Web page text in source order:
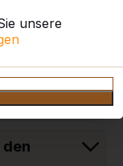
unsere
der